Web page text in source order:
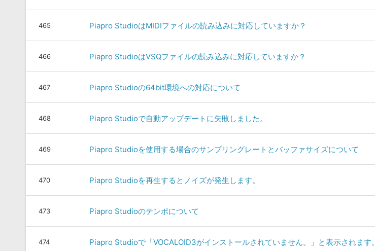
465 Piapro StudioはMIDIファイルの読み込みに対応していますか？
466 Piapro StudioはVSQファイルの読み込みに対応していますか？
467 Piapro Studioの64bit環境への対応について
468 Piapro Studioで自動アップデートに失敗しました。
469 Piapro Studioを使用する場合のサンプリングレートとバッファサイズについて
470 Piapro Studioを再生するとノイズが発生します。
473 Piapro Studioのテンポについて
474 Piapro Studioで「VOCALOID3がインストールされていません。」と表示されます。